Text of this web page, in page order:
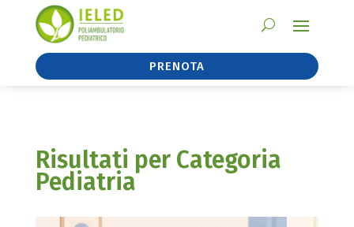
PRENOTA
Risultati per Categoria
Pediatria